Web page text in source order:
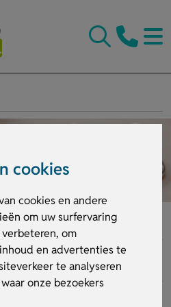
cookies
cookies en andere
om uw surfervaring
om
en advertenties te
te analyseren
onze bezoekers
die wij gebruiken.